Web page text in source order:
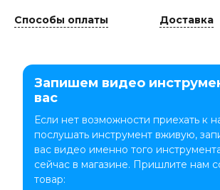
Способы оплаты Доставка
Запишем видео
вас
Если нет возможности приехать к
послушать инструмент вживую,
вас видео именно того
сейчас в магазине. Пришлите нам
товар: